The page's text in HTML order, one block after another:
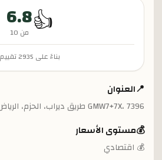
👍
6.8
من 10
بناءً على 2935تقييم
📍العنوان
GMW7+7X، 7396 طريق ديراب، الحزم، الرياض 14964
💰مستوى الأسعار
💰 اقتصادي